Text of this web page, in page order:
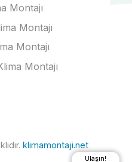
Ulaşın!
Montajı
Montajı
Montajı
Montajı
klimamontaji.net